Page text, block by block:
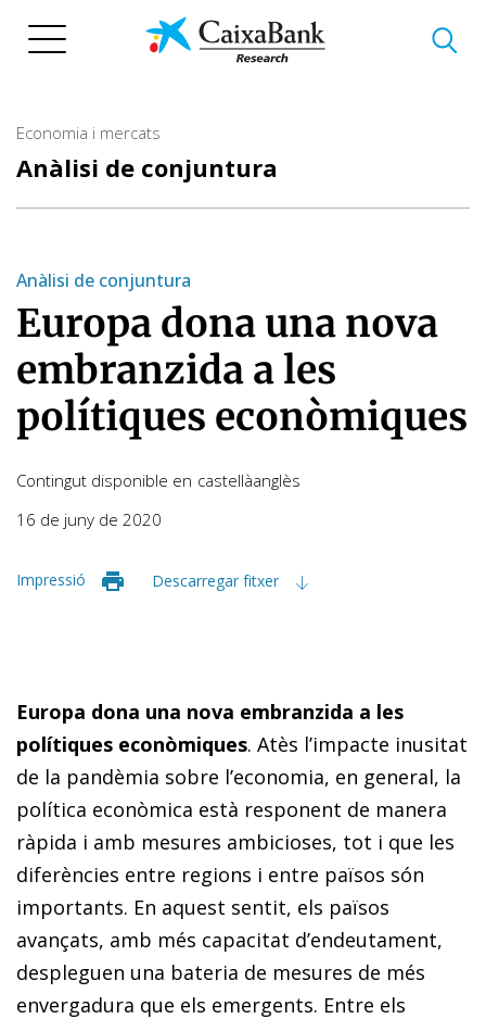
Economia i mercats
Anàlisi de conjuntura
Anàlisi de conjuntura
Europa dona una nova
embranzida a les
polítiques econòmiques
Contingut disponible en castellàanglès
16 de juny de 2020
Impressió Descarregar fitxer
Europa dona una nova embranzida a les
polítiques econòmiques. Atès l’impacte inusitat
de la pandèmia sobre l’economia, en general, la
política econòmica està responent de manera
ràpida i amb mesures ambicioses, tot i que les
diferències entre regions i entre països són
importants. En aquest sentit, els països
avançats, amb més capacitat d’endeutament,
despleguen una bateria de mesures de més
envergadura que els emergents. Entre els